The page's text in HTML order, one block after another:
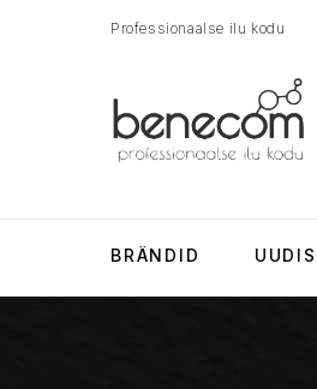
Professionaalse ilu kodu
BRÄNDID